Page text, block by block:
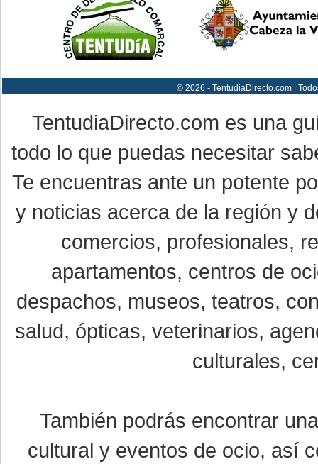
© 2026 - TentudiaDirecto.com |
TentudiaDirecto.com es una
todo lo que puedas necesitar
Te encuentras ante un potente
y noticias acerca de la región y
comercios, profesionales,
apartamentos, centros de
despachos, museos, teatros,
salud, ópticas, veterinarios,
culturales,
También podrás encontrar
cultural y eventos de ocio, así